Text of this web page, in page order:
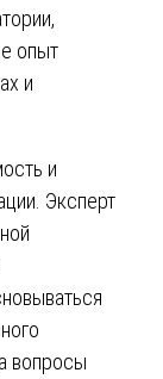
опыт
и
и
Эксперт
вопросы